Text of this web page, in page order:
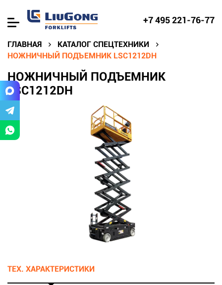
+7 495 221-76-77
ГЛАВНАЯ
КАТАЛОГ СПЕЦТЕХНИКИ
НОЖНИЧНЫЙ ПОДЪЕМНИК LSC1212DH
НОЖНИЧНЫЙ ПОДЪЕМНИК
LSC1212DH
ТЕХ. ХАРАКТЕРИСТИКИ